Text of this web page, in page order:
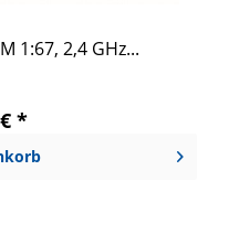
1:67, 2,4 GHz...
*